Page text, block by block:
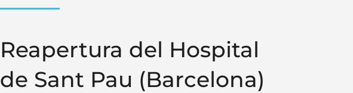
Reapertura del Hospital
de Sant Pau (Barcelona)